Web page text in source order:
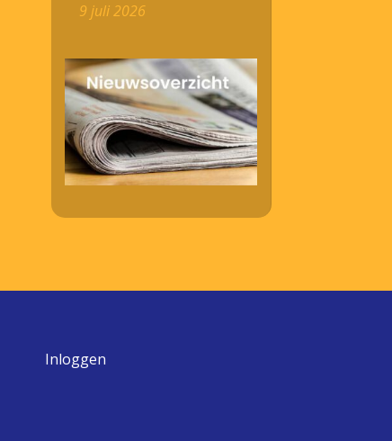
9 juli 2026
Inloggen